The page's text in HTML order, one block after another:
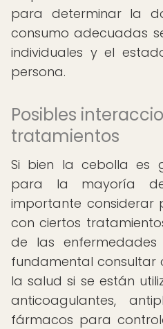
para determinar la
consumo adecuadas
individuales y el
persona.
Posibles
tratamientos
Si bien la cebolla es
para la mayoría
importante considerar
con ciertos
de las enfermedades
fundamental consultar
la salud si se están
anticoagulantes,
fármacos para